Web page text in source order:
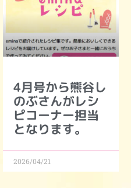
4月号から熊谷し
のぶさんがレシ
ピコーナー担当
となります。
2026/04/21